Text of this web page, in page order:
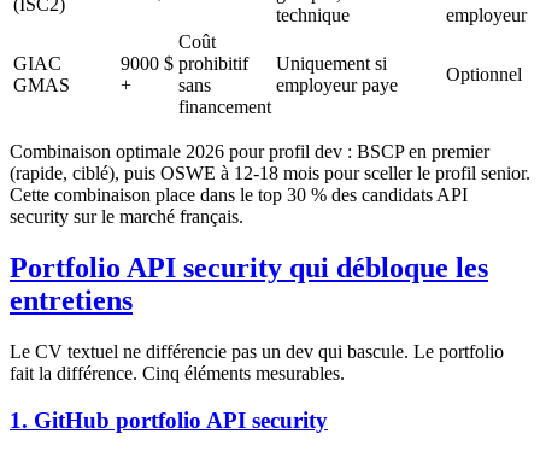
(ISC2)
technique
employeur
GIAC
GMAS
9000 $
+
Coût
prohibitif
sans
financement
Uniquement si
employeur paye
Optionnel
Combinaison optimale 2026 pour profil dev : BSCP en premier
(rapide, ciblé), puis OSWE à 12-18 mois pour sceller le profil senior.
Cette combinaison place dans le top 30 % des candidats API
security sur le marché français.
Portfolio API security qui débloque les
entretiens
Le CV textuel ne différencie pas un dev qui bascule. Le portfolio
fait la différence. Cinq éléments mesurables.
1. GitHub portfolio API security